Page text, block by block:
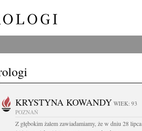
KRYSTYNA KOWANDY WIEK: 93
POZNAŃ
Z głębokim żalem zawiadamiamy, że w dniu 28 lipca